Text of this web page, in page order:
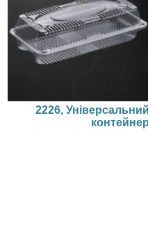
2226, Універсальний
контейнер